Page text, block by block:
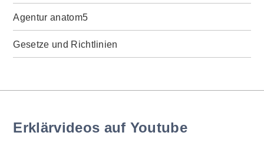
Agentur anatom5
Gesetze und Richtlinien
Erklärvideos auf Youtube